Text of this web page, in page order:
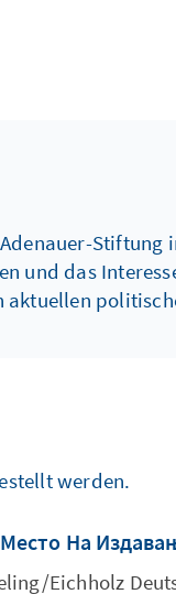
Stiftung
und das
werden.
Место На
Eichholz